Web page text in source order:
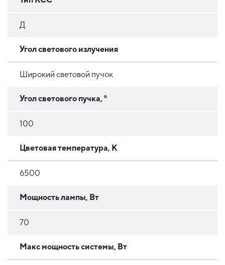
Д
Угол светового излучения
Широкий световой пучок
Угол светового пучка, °
100
Цветовая температура, К
6500
Мощность лампы, Вт
70
Макс мощность системы, Вт